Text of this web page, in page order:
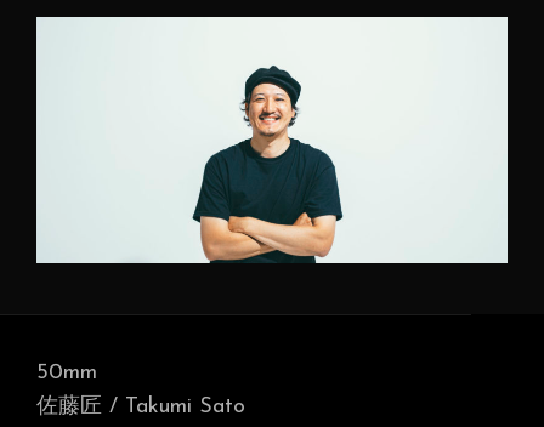
50mm
佐藤匠 / Takumi Sato